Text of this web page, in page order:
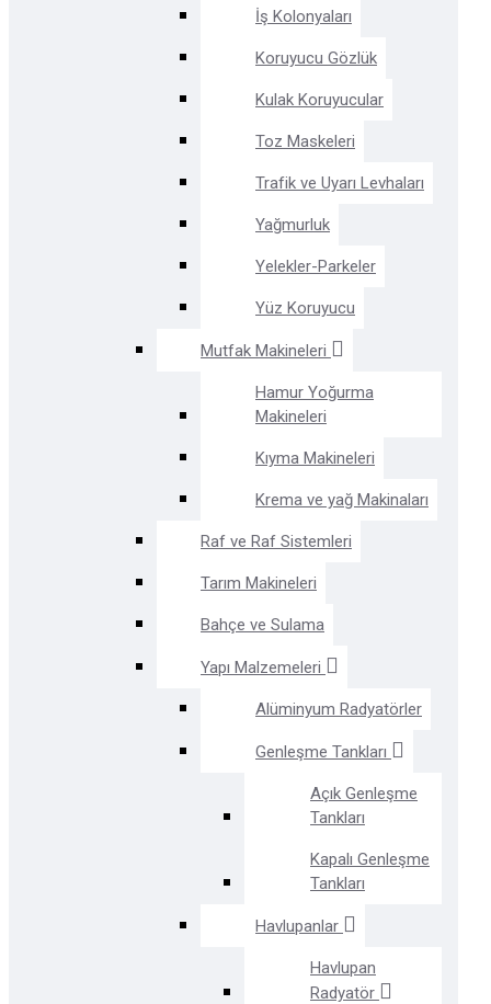
İş Kolonyaları
Koruyucu Gözlük
Kulak Koruyucular
Toz Maskeleri
Trafik ve Uyarı Levhaları
Yağmurluk
Yelekler-Parkeler
Yüz Koruyucu
Mutfak Makineleri
Hamur Yoğurma
Makineleri
Kıyma Makineleri
Krema ve yağ Makinaları
Raf ve Raf Sistemleri
Tarım Makineleri
Bahçe ve Sulama
Yapı Malzemeleri
Alüminyum Radyatörler
Genleşme Tankları
Açık Genleşme
Tankları
Kapalı Genleşme
Tankları
Havlupanlar
Havlupan
Radyatör